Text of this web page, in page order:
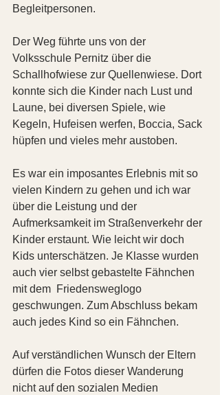
Begleitpersonen.
Der Weg führte uns von der
Volksschule Pernitz über die
Schallhofwiese zur Quellenwiese. Dort
konnte sich die Kinder nach Lust und
Laune, bei diversen Spiele, wie
Kegeln, Hufeisen werfen, Boccia, Sack
hüpfen und vieles mehr austoben.
Es war ein imposantes Erlebnis mit so
vielen Kindern zu gehen und ich war
über die Leistung und der
Aufmerksamkeit im Straßenverkehr der
Kinder erstaunt. Wie leicht wir doch
Kids unterschätzen. Je Klasse wurden
auch vier selbst gebastelte Fähnchen
mit dem  Friedensweglogo
geschwungen. Zum Abschluss bekam
auch jedes Kind so ein Fähnchen.
Auf verständlichen Wunsch der Eltern
dürfen die Fotos dieser Wanderung
nicht auf den sozialen Medien